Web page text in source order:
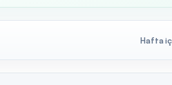
Hafta